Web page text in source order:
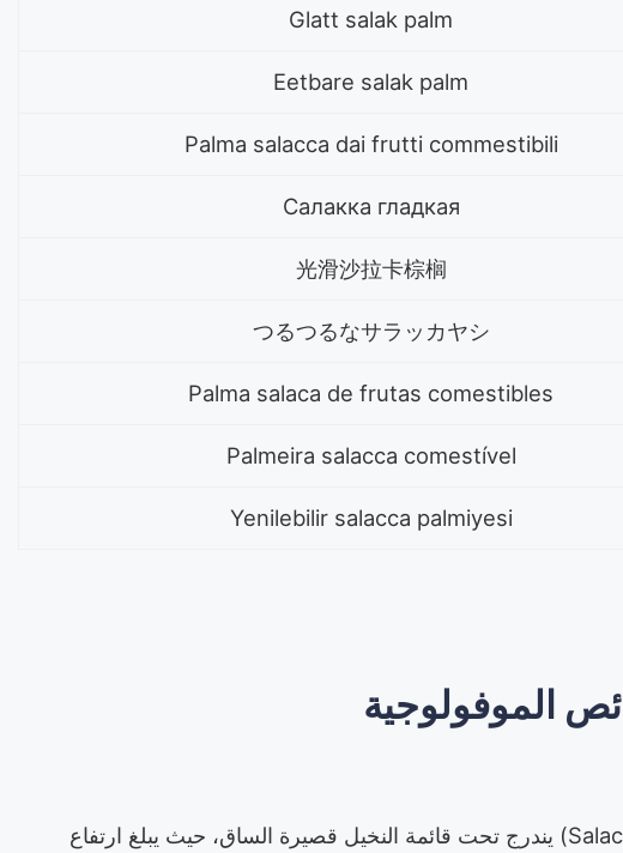
Glatt salak palm
Eetbare salak palm
Palma salacca dai frutti commestibili
Салакка гладкая
光滑沙拉卡棕榈
つるつるなサラッカヤシ
Palma salaca de frutas comestibles
Palmeira salacca comestível
Yenilebilir salacca palmiyesi
الموفولوجية
نبات السّلاك الصّغير (Salacca glabrescens) يندرج تحت قائمة النخيل قصيرة الساق، حيث يبلغ ارتفاع